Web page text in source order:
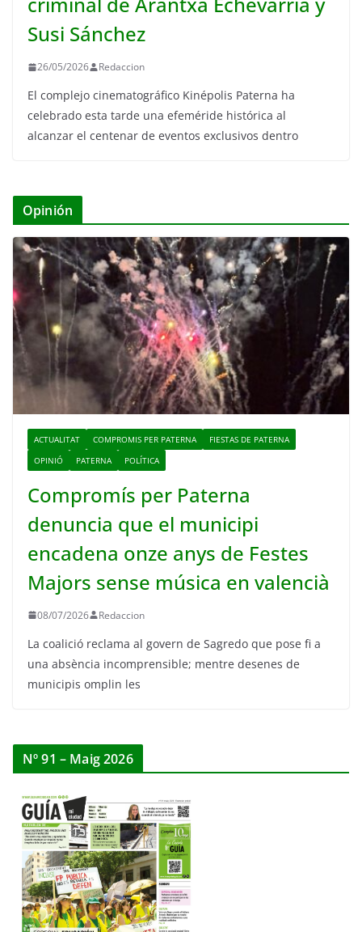
Susi Sánchez
26/05/2026 Redaccion
El complejo cinematográfico Kinépolis Paterna ha
celebrado esta tarde una efeméride histórica al
alcanzar el centenar de eventos exclusivos dentro
Opinión
ACTUALITAT COMPROMIS PER PATERNA
FIESTAS DE PATERNA
OPINIÓ
PATERNA POLÍTICA
Compromís per Paterna
denuncia que el municipi
encadena onze anys de Festes
Majors sense música en valencià
08/07/2026 Redaccion
La coalició reclama al govern de Sagredo que pose fi a
una absència incomprensible; mentre desenes de
municipis omplin les
Nº 91 – Maig 2026